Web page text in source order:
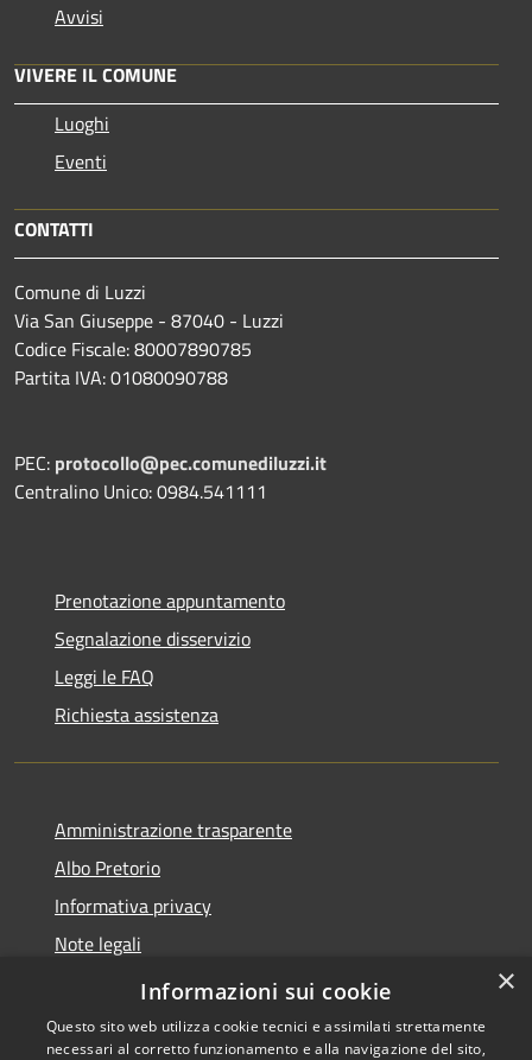
Avvisi
VIVERE IL COMUNE
Luoghi
Eventi
CONTATTI
Comune di Luzzi
Via San Giuseppe - 87040 - Luzzi
Codice Fiscale: 80007890785
Partita IVA: 01080090788
PEC: protocollo@pec.comunediluzzi.it
Centralino Unico: 0984.541111
Prenotazione appuntamento
Segnalazione disservizio
Leggi le FAQ
Richiesta assistenza
Amministrazione trasparente
Albo Pretorio
Informativa privacy
Note legali
Dichiarazione di accessibilità
×
Informazioni sui cookie
Questo sito web utilizza cookie tecnici e assimilati strettamente
necessari al corretto funzionamento e alla navigazione del sito,